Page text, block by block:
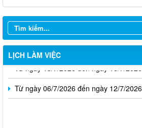
LỊCH LÀM VIỆC
Từ ngày 03/8/2026 đến ngày 09/8/2026
Từ ngày 27/7/2026 đến ngày 02/8/2026
Từ ngày 20/7/2026 đến ngày 26/7/2026
Từ ngày 13/7/2026 đến ngày 18/7/2026
Từ ngày 06/7/2026 đến ngày 12/7/2026